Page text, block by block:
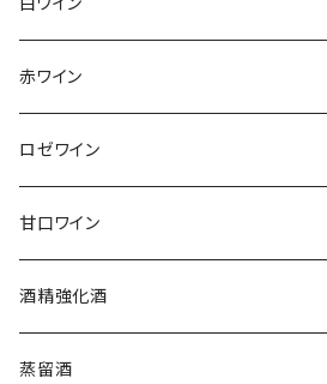
アンリ・ビリオ・フィス
エティエンヌ・ルフェーヴル
クリスチャン・ゴセ
クロード・カザル
ジェローム・ルフェーヴル
フランス
アルザス
ブルゴーニュ
ドイツ
オーストラリア
ニュージーランド
南アフリカ
赤ワイン
フランス
アルザス
シュッド・ウエスト
スロヴァキア
オーストラリア
ニュージーランド
ロゼワイン
甘口ワイン
フランス
ソーテルヌ
酒精強化酒
蒸留酒